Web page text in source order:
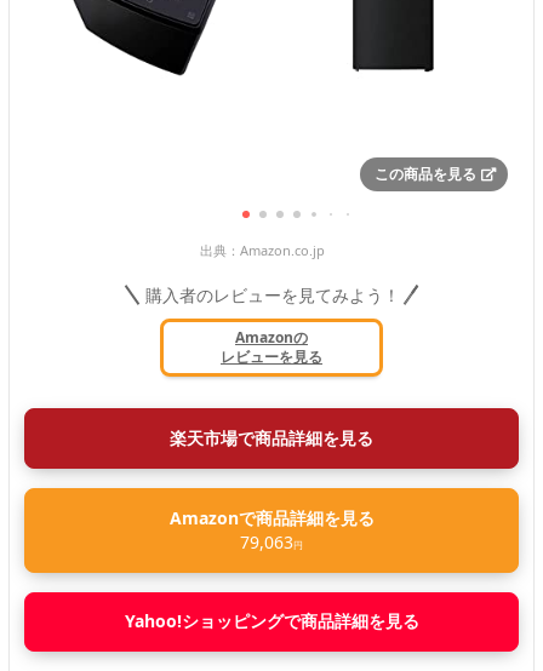
この商品を見る
出典： Amazon.co.jp
購入者のレビューを見てみよう！
Amazonの
レビューを見る
楽天市場で商品詳細を見る
Amazonで商品詳細を見る
79,063円
Yahoo!ショッピングで商品詳細を見る